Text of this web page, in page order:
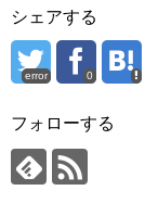
シェアする
error 0
フォローする